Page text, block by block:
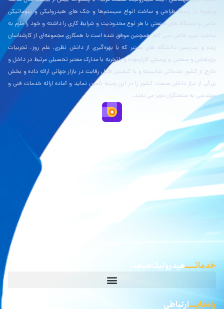
وتجربه در زمینۀ طراحی و ساخت انواع سیستم‌ها و جک های هیدرولیکی و پنوماتیکی
خاص و دستگاه های صنعتی با هر نوع محدودیت و شرایط کاری را داشته و خود را ملزم به
ساخت تیپ خاص نمی کند همچنین موفق شده است با همکاری مجموعه‌ای از کارشناسان
زبده و مدرسین دانشگاه های معتبر که با بهره‌گیری از دانش نظری، علم روز، تجربیات
پژوهشی و صنعتی و پرسنلی کارآزموده و باتجربه با مدارک معتبر تحصیلی مرتبط در داخل و
خارج از کشور خدماتی شایسته و با کیفیتی قابل رقابت در بازار جهانی ارائه داده و بخش
بزرگی از نیاز داخلی صنعت کشور را در این زمینه تامین نماید و آماده ارائه خدمات فنی و
مهندسی به صنعتگران عزیز می باشد.
نقشه نشان
خدماتـــــهیدرولیک صنعت
راه‌هایــــارتباطی